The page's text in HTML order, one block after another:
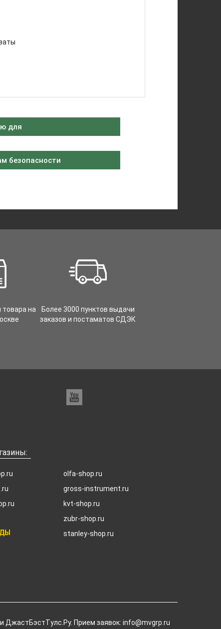
для
безопасности
на
Более 3000 пунктов выдачи
заказов и постаматов СДЭК
olfa-shop.ru
gross-instrument.ru
kvt-shop.ru
zubr-shop.ru
stanley-shop.ru
ДжастБэстТулс.Ру. Прием заявок: info@mvgrp.ru